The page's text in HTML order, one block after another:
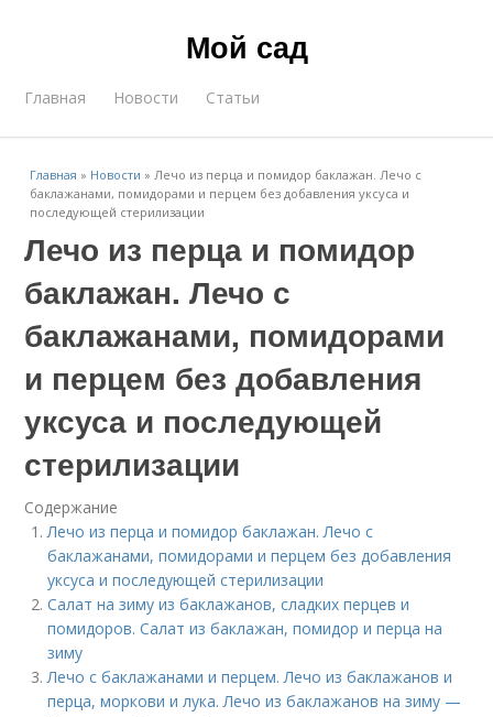
Мой сад
Главная Новости Статьи
Главная » Новости »Лечо из перца и помидор баклажан. Лечо с
баклажанами, помидорами и перцем без добавления уксуса и
последующей стерилизации
Лечо из перца и помидор
баклажан. Лечо с
баклажанами, помидорами
и перцем без добавления
уксуса и последующей
стерилизации
Содержание
Лечо из перца и помидор баклажан. Лечо с
баклажанами, помидорами и перцем без добавления
уксуса и последующей стерилизации
Салат на зиму из баклажанов, сладких перцев и
помидоров. Салат из баклажан, помидор и перца на
зиму
Лечо с баклажанами и перцем. Лечо из баклажанов и
перца, моркови и лука. Лечо из баклажанов на зиму —